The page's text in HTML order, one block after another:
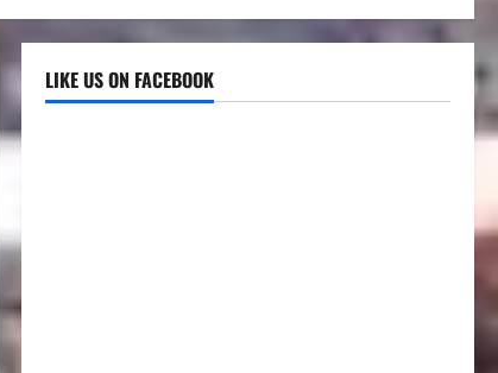
LIKE US ON FACEBOOK